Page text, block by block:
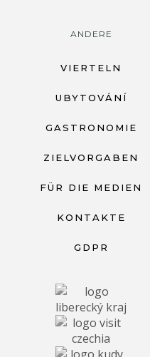
ANDERE
VIERTELN
UBYTOVÁNÍ
GASTRONOMIE
ZIELVORGABEN
FÜR DIE MEDIEN
KONTAKTE
GDPR